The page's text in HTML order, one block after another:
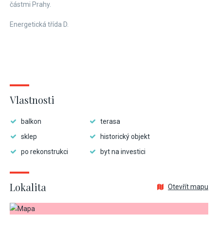
částmi Prahy.
Energetická třída D.
Vlastnosti
balkon
terasa
sklep
historický objekt
po rekonstrukci
byt na investici
Lokalita Otevřít mapu